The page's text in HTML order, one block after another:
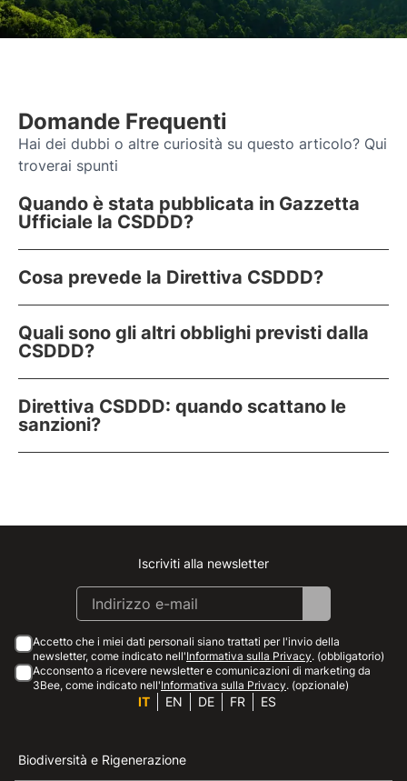
Domande Frequenti
Hai dei dubbi o altre curiosità su questo articolo? Qui
troverai spunti
Quando è stata pubblicata in Gazzetta
Ufficiale la CSDDD?
Cosa prevede la Direttiva CSDDD?
Quali sono gli altri obblighi previsti dalla
CSDDD?
Direttiva CSDDD: quando scattano le
sanzioni?
Instagram
Facebook
Linkedin
Youtube
Iscriviti alla newsletter
Accetto che i miei dati personali siano trattati per l'invio della
newsletter, come indicato nell'Informativa sulla Privacy. (obbligatorio)
Acconsento a ricevere newsletter e comunicazioni di marketing da
3Bee, come indicato nell'Informativa sulla Privacy. (opzionale)
IT EN DE FR ES
Biodiversità e Rigenerazione